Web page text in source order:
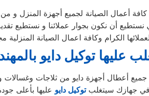
أعمال الصيانة لجميع أجهزة المنزل و
أن نكون بجوار عملائنا و نستطيع
الكرام وكافة اعمال الصيانة المنزلية
عليها توكيل دايو
في جهازك سيتغلبتوكيل دايو